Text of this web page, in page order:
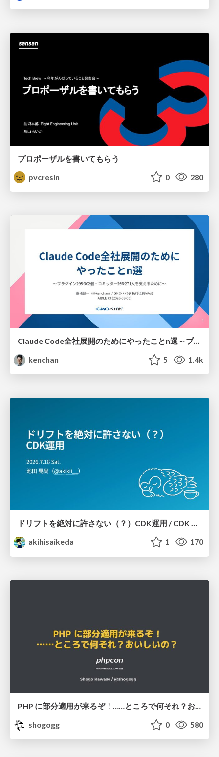
プロポーザルを書いてもらう
pvcresin
0 280
Claude Code全社展開のためにやったことn選～プラグイン302個・コミッター271人を支えるために～
kenchan
5 1.4k
ドリフトを絶対に許さない（？）CDK運用 / CDK Ops with Zero Tolerance for Drifts (?)
akihisaikeda
1 170
shogogg
0 580